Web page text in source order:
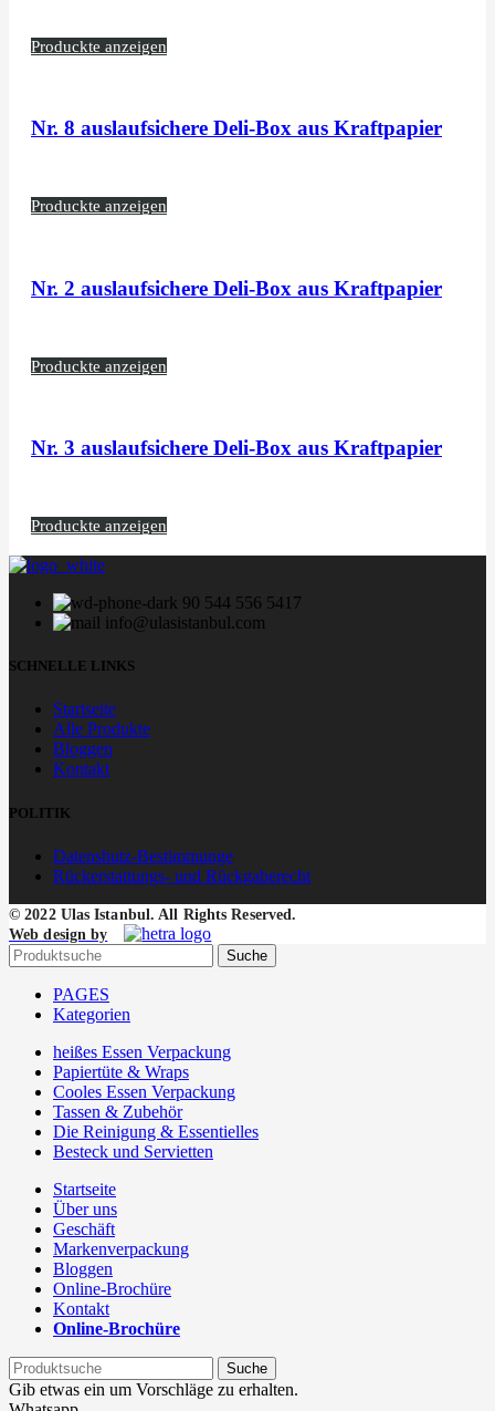
Produckte anzeigen
Nr. 8 auslaufsichere Deli-Box aus Kraftpapier
Produckte anzeigen
Nr. 2 auslaufsichere Deli-Box aus Kraftpapier
Produckte anzeigen
Nr. 3 auslaufsichere Deli-Box aus Kraftpapier
Produckte anzeigen
90 544 556 5417
info@ulasistanbul.com
SCHNELLE LINKS
Startseite
Alle Produkte
Bloggen
Kontakt
POLITIK
Datenshutz-Bestimmunge
Rückerstattungs- und Rückgaberecht
© 2022 Ulas Istanbul. All Rights Reserved.
Web design by
Suche
PAGES
Kategorien
heißes Essen Verpackung
Papiertüte & Wraps
Cooles Essen Verpackung
Tassen & Zubehör
Die Reinigung & Essentielles
Besteck und Servietten
Startseite
Über uns
Geschäft
Markenverpackung
Bloggen
Online-Brochüre
Kontakt
Online-Brochüre
Suche
Gib etwas ein um Vorschläge zu erhalten.